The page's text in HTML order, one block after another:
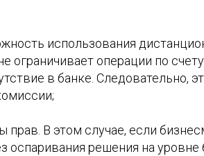
использования
ограничивает операции по
в банке. Следовательно,
В этом случае, если
решения на уровне